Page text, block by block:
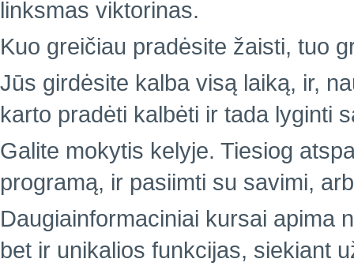
linksmas viktorinas.
Kuo greičiau pradėsite žaisti, tuo
Jūs girdėsite kalba visą laiką, ir,
karto pradėti kalbėti ir tada lyginti
Galite mokytis kelyje. Tiesiog
programą, ir pasiimti su savimi,
Daugiainformaciniai kursai apima
bet ir unikalios funkcijas, siekiant